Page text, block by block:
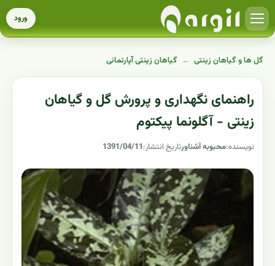
ورود
گل ها و گیاهان زینتی ← گیاهان زینتی آپارتمانی
راهنمای نگهداری و پرورش گل و گیاهان
زینتی - آگلونما پیکتوم
نویسنده:محبوبه آشناورتاریخ انتشار:1391/04/11